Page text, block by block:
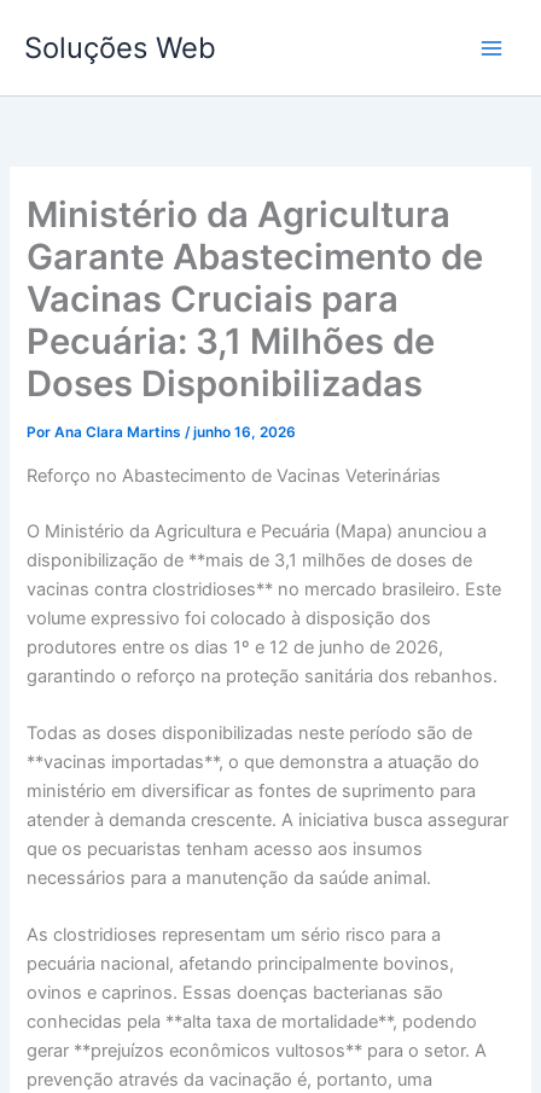
para
conteúdo
Soluções Web
Ministério da Agricultura
Garante Abastecimento de
Vacinas Cruciais para
Pecuária: 3,1 Milhões de
Doses Disponibilizadas
PorAna Clara Martins/junho 16, 2026
Reforço no Abastecimento de Vacinas Veterinárias
O Ministério da Agricultura e Pecuária (Mapa) anunciou a
disponibilização de **mais de 3,1 milhões de doses de
vacinas contra clostridioses** no mercado brasileiro. Este
volume expressivo foi colocado à disposição dos
produtores entre os dias 1º e 12 de junho de 2026,
garantindo o reforço na proteção sanitária dos rebanhos.
Todas as doses disponibilizadas neste período são de
**vacinas importadas**, o que demonstra a atuação do
ministério em diversificar as fontes de suprimento para
atender à demanda crescente. A iniciativa busca assegurar
que os pecuaristas tenham acesso aos insumos
necessários para a manutenção da saúde animal.
As clostridioses representam um sério risco para a
pecuária nacional, afetando principalmente bovinos,
ovinos e caprinos. Essas doenças bacterianas são
conhecidas pela **alta taxa de mortalidade**, podendo
gerar **prejuízos econômicos vultosos** para o setor. A
prevenção através da vacinação é, portanto, uma